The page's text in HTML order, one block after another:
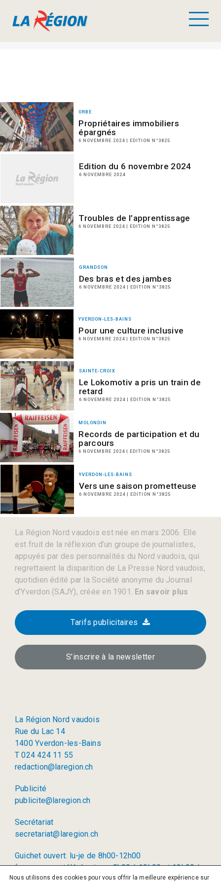
ORBE
Propriétaires immobiliers
épargnés
6 NOVEMBRE 2024 | EDITION N°3825
Edition du 6 novembre 2024
6 NOVEMBRE 2024
Troubles de l’apprentissage
6 NOVEMBRE 2024 | EDITION N°3825
GRANDSON
Des bras et des jambes
6 NOVEMBRE 2024 | EDITION N°3825
YVERDON-LES-BAINS
Pour une culture inclusive
6 NOVEMBRE 2024 | EDITION N°3825
SAINTE-CROIX
Le Lokomotiv a pris un train de
retard
6 NOVEMBRE 2024 | EDITION N°3825
MOLONDIN
Records de participation et du
parcours
6 NOVEMBRE 2024 | EDITION N°3825
YVERDON-LES-BAINS
Vers une saison prometteuse
6 NOVEMBRE 2024 | EDITION N°3825
La Région Nord vaudois est née en mars 2006. Elle
est fruit de la réflexion d’un groupe de journalistes,
appuyés par des personnalités du Nord vaudois, qui
regrettaient la disparition de La Presse Nord vaudois,
quotidien édité par la Société anonyme du Journal
d’Yverdon (SAJY), créée en 1901. En savoir plus
Tarifs publicitaires
S’inscrire à la newsletter
La Région Nord vaudois
Rue du Lac 14
1400 Yverdon-les-Bains
T 024 424 11 55
redaction@laregion.ch
Publicité
publicite@laregion.ch
Secrétariat
secretariat@laregion.ch
Guichet ouvert: lu-je de 8h00-12h00
(permanence téléphonique: 8h00 à 12h00 et 13h00 à
17h00)
Nous utilisons des cookies pour vous offrir la meilleure expérience sur